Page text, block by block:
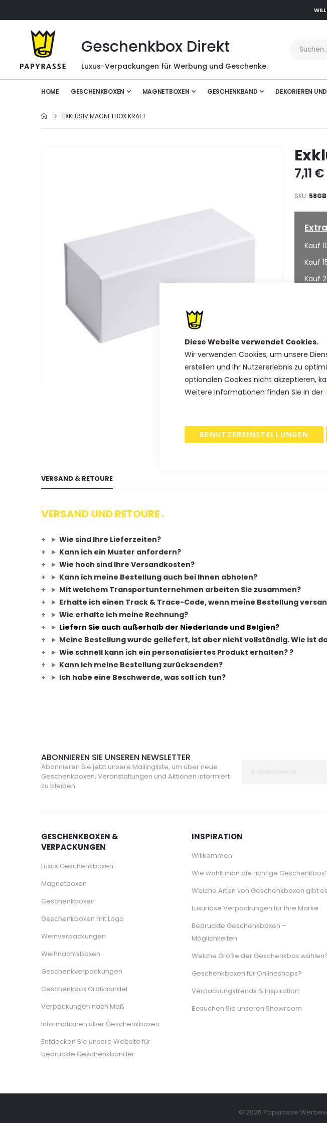
Diese Website verwendet Cookies.
Wir verwenden Cookies, um unsere
erstellen und Ihr Nutzererlebnis zu
optionalen Cookies nicht akzeptieren,
Weitere Informationen finden Sie in der
BENUTZEREINSTELLUNGEN
Geschenkbox Direkt
Luxus-Verpackungen für Werbung und Geschenke.
HOME GESCHENKBOXEN MAGNETBOXEN GESCHENKBAND DEKORIEREN
EXKLUSIV MAGNETBOX KRAFT
7,11 €
SKU
Kauf
Kauf
Kauf
Kauf
Kauf
VERSAND & RETOURE
VERSAND UND RETOURE .
Wie sind Ihre Lieferzeiten?
Kann ich ein Muster anfordern?
Wie hoch sind Ihre Versandkosten?
Kann ich meine Bestellung auch bei Ihnen abholen?
Mit welchem Transportunternehmen arbeiten Sie zusammen?
Erhalte ich einen Track & Trace-Code, wenn meine Bestellung
Wie erhalte ich meine Rechnung?
Liefern Sie auch außerhalb der Niederlande und Belgien?
Meine Bestellung wurde geliefert, ist aber nicht vollständig. Wie ist
Wie schnell kann ich ein personalisiertes Produkt erhalten? ?
Kann ich meine Bestellung zurücksenden?
Ich habe eine Beschwerde, was soll ich tun?
ABONNIEREN SIE UNSEREN NEWSLETTER
Abonnieren Sie jetzt unsere Mailingliste, um über neue
Geschenkboxen, Veranstaltungen und Aktionen informiert
zu bleiben.
GESCHENKBOXEN &
VERPACKUNGEN
Luxus Geschenkboxen
Magnetboxen
Geschenkboxen
Geschenkboxen mit Logo
Weinverpackungen
Weihnachtsboxen
Geschenkverpackungen
Geschenkbox Großhandel
Verpackungen nach Maß
Informationen über Geschenkboxen
Entdecken Sie unsere Website für
bedruckte Geschenkbänder
INSPIRATION
Willkommen
Wie wählt man die richtige
Welche Arten von Geschenkboxen gibt
Luxuriöse Verpackungen für Ihre Marke
Bedruckte Geschenkboxen –
Möglichkeiten
Welche Größe der Geschenkbox
Geschenkboxen für Onlineshops?
Verpackungstrends & Inspiration
Besuchen Sie unseren Showroom
© 2026 Papyrasse